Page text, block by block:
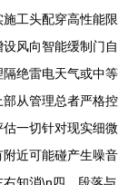
工头配穿高性能限
风向智能缓制门自
绝雷电天气或中等
从管理总者严格控
一切针对现实细微
近可能碰产生噪音